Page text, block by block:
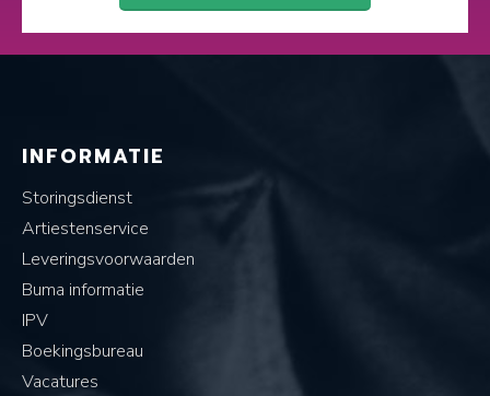
INFORMATIE
Storingsdienst
Artiestenservice
Leveringsvoorwaarden
Buma informatie
IPV
Boekingsbureau
Vacatures